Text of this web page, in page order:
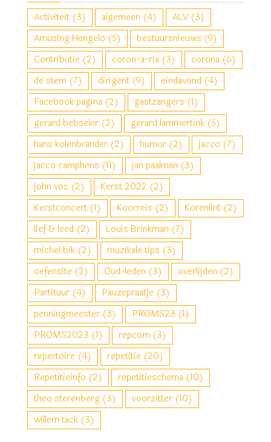
Activiteit (3) algemeen (4) ALV(3)
Amusing Hengelo (5) bestuursnieuws (9)
Contributie (2) coron-a-ria (3) corona (6)
de stem (7) dirigent (9) eindavond (4)
Facebook pagina (2) gastzangers (1)
gerard bebseler (2) gerard lammertink (5)
hans kolenbrander (2) humor (2) jacco (7)
jacco camphens (11) jan paalman (3)
john vos (2) Kerst 2022 (2)
Kerstconcert (1) Koorreis (2) Korenlint (2)
lief & leed (2) Louis Brinkman (7)
michel bik (2) muzikale tips (3)
oefensite (2) Oud-leden (3) overlijden (2)
Partituur (4) Pauzepraatje (3)
penningmeester (3) PROMS23 (1)
PROMS2023 (1) repcom (3)
repertoire (4) repetitie (20)
Repetitieinfo (2) repetitieschema (10)
theo sterenberg (3) voorzitter (10)
willem tack (3)